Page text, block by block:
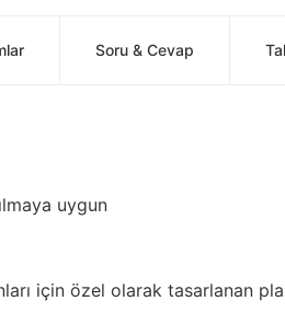
Soru & Cevap
uygun
için özel olarak tasarlanan